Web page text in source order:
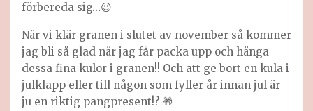
förbereda sig…😉
När vi klär granen i slutet av november så kommer
jag bli så glad när jag får packa upp och hänga
dessa fina kulor i granen!! Och att ge bort en kula i
julklapp eller till någon som fyller år innan jul är
ju en riktig pangpresent!? 🎁